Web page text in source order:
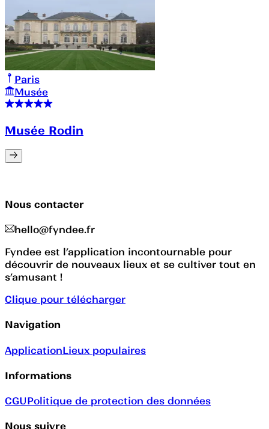
Paris
Musée
Musée Rodin
Nous contacter
hello@fyndee.fr
Fyndee est l’application incontournable pour
découvrir de nouveaux lieux et se cultiver tout en
s’amusant !
Clique pour télécharger
Navigation
ApplicationLieux populaires
Informations
CGUPolitique de protection des données
Nous suivre